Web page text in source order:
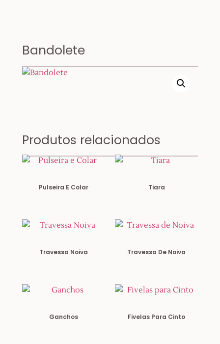
Bandolete
Produtos relacionados
Pulseira E Colar Tiara
Travessa Noiva Travessa De Noiva
Ganchos Fivelas Para Cinto